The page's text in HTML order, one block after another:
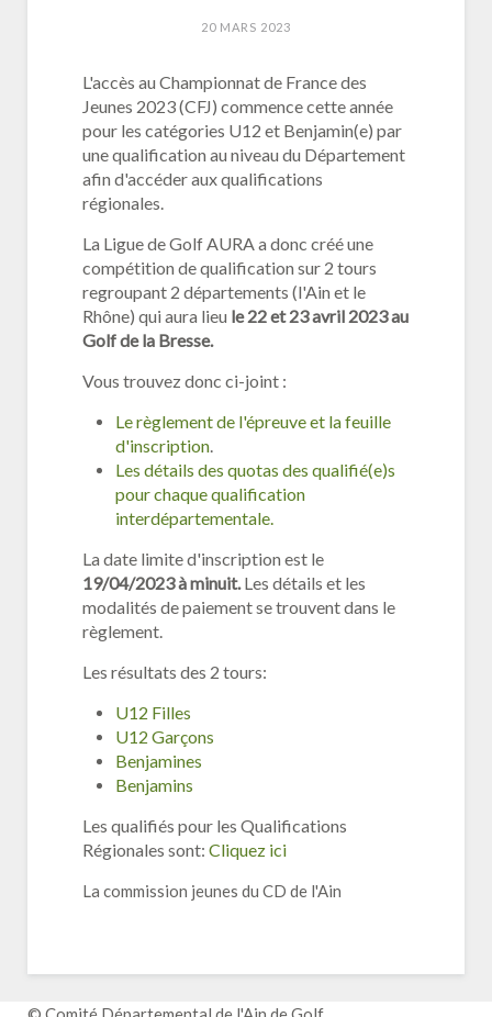
20 MARS 2023
L'accès au Championnat de France des
Jeunes 2023 (CFJ) commence cette année
pour les catégories U12 et Benjamin(e) par
une qualification au niveau du Département
afin d'accéder aux qualifications
régionales.
La Ligue de Golf AURA a donc créé une
compétition de qualification sur 2 tours
regroupant 2 départements (l'Ain et le
Rhône) qui aura lieu le 22 et 23 avril 2023 au
Golf de la Bresse.
Vous trouvez donc ci-joint :
Le règlement de l'épreuve et la feuille
d'inscription.
Les détails des quotas des qualifié(e)s
pour chaque qualification
interdépartementale.
La date limite d'inscription est le
19/04/2023 à minuit.Les détails et les
modalités de paiement se trouvent dans le
règlement.
Les résultats des 2 tours:
U12 Filles
U12 Garçons
Benjamines
Benjamins
Les qualifiés pour les Qualifications
Régionales sont: Cliquez ici
La commission jeunes du CD de l'Ain